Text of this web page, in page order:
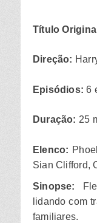
Título
Direção:
Episódios: 6
Duração: 25
Elenco:
Sian Clifford,
Sinopse:
lidando com
familiares.